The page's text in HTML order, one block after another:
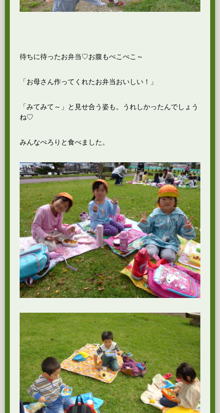
待ちに待ったお弁当♡お腹もぺこぺこ～
「お母さん作ってくれたお弁当おいしい！」
「みてみて～」と見せ合う姿も。うれしかったんでしょう
ね♡
みんなぺろりと食べました。